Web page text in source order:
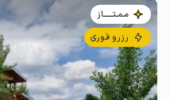
مـمـتــــــاز
رزرو فوری